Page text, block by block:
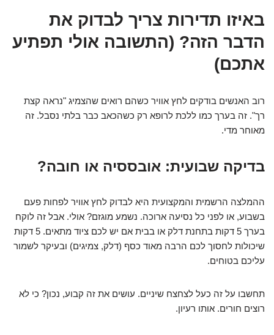
באיזו תדירות צריך לבדוק את
הדבר הזה? (התשובה אולי תפתיע
אתכם)
רוב האנשים בודקים לחץ אוויר כשהם רואים שהצמיג "נראה קצת
רך". זה בערך כמו ללכת לרופא רק כשהכאב כבר בלתי נסבל. זה
מאוחר מדי.
בדיקה שבועית: אובססיה או חובה?
ההמלצה הרשמית והמקצועית היא לבדוק לחץ אוויר לפחות פעם
בשבוע, או לפני כל נסיעה ארוכה. נשמע מוגזם? אולי. אבל זה לוקח
בערך 5 דקות בתחנת דלק או בבית אם יש לכם ציוד מתאים. 5 דקות
שיכולות לחסוך לכם הרבה מאוד כסף (דלק, צמיגים) ובעיקר לשמור
עליכם בטוחים.
תחשבו על זה כעל לצחצח שיניים. עושים את זה קבוע, נכון? כי לא
רוצים חורים. אותו רעיון.